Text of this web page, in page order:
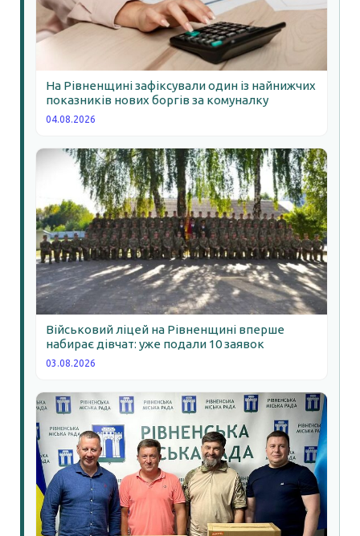
На Рівненщині зафіксували один із найнижчих
показників нових боргів за комуналку
04.08.2026
Військовий ліцей на Рівненщині вперше
набирає дівчат: уже подали 10 заявок
03.08.2026